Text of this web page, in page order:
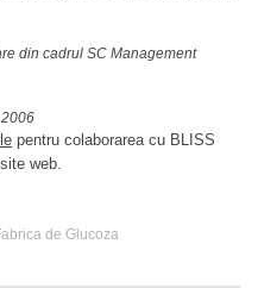
din cadrul SC Management
pentru colaborarea cu BLISS
web.
de Glucoza